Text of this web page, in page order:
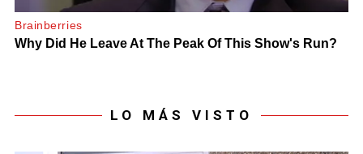
LO MÁS VISTO